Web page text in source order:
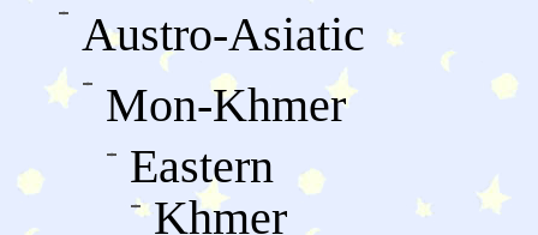
Austro-Asiatic
Mon-Khmer
Eastern
Khmer